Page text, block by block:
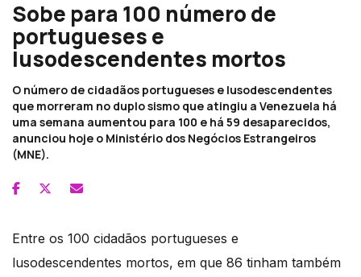
Sobe para 100 número de
portugueses e
lusodescendentes mortos
O número de cidadãos portugueses e lusodescendentes
que morreram no duplo sismo que atingiu a Venezuela há
uma semana aumentou para 100 e há 59 desaparecidos,
anunciou hoje o Ministério dos Negócios Estrangeiros
(MNE).
Entre os 100 cidadãos portugueses e
lusodescendentes mortos, em que 86 tinham também